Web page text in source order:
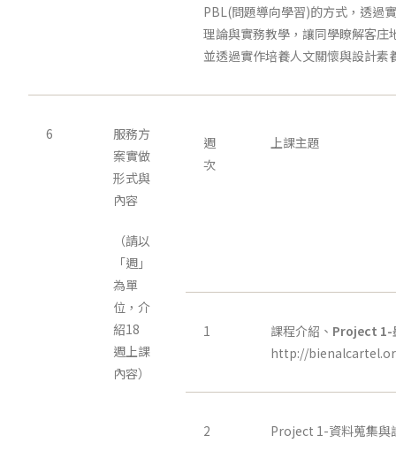
PBL(問題導向學習)的方式，透過
理論與實務教學，讓同學瞭解客庄
並透過實作培養人文關懷與設計素
6
服務方
案實做
形式與
內容
（請以
「週」
為單
位，介
紹18
週上課
內容）
週
次
上課主題
1 課程介紹、 Project 1-
http://
2 Project 1-資料蒐集與